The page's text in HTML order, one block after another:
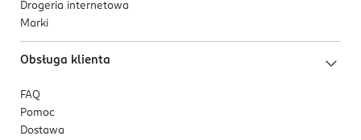
Drogeria internetowa
Marki
Obsługa klienta
FAQ
Pomoc
Dostawa